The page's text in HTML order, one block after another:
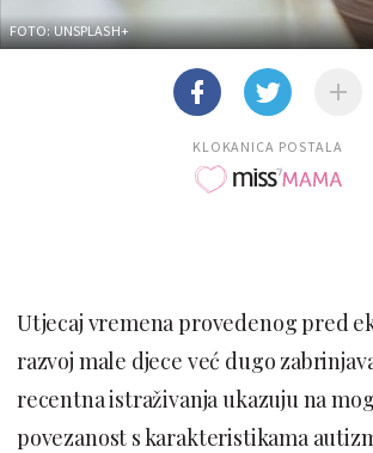
FOTO: UNSPLASH+
KLOKANICA POSTALA
Utjecaj vremena provedenog pred
razvoj male djece već dugo
recentna istraživanja ukazuju na
povezanost s karakteristikama